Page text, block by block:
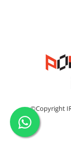
©Copyright